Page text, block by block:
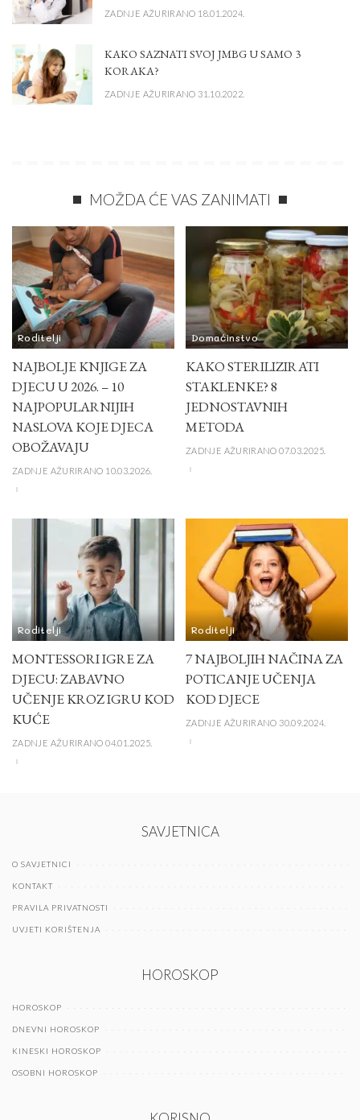
ZADNJE AŽURIRANO 18.01.2024.
KAKO SAZNATI SVOJ JMBG U SAMO 3
KORAKA?
ZADNJE AŽURIRANO 31.10.2022.
MOŽDA ĆE VAS ZANIMATI
Roditelji
NAJBOLJE KNJIGE ZA
DJECU U 2026. – 10
NAJPOPULARNIJIH
NASLOVA KOJE DJECA
OBOŽAVAJU
ZADNJE AŽURIRANO 10.03.2026.
Domaćinstvo
KAKO STERILIZIRATI
STAKLENKE? 8
JEDNOSTAVNIH
METODA
ZADNJE AŽURIRANO 07.03.2025.
Roditelji
MONTESSORI IGRE ZA
DJECU: ZABAVNO
UČENJE KROZ IGRU KOD
KUĆE
ZADNJE AŽURIRANO 04.01.2025.
Roditelji
7 NAJBOLJIH NAČINA ZA
POTICANJE UČENJA
KOD DJECE
ZADNJE AŽURIRANO 30.09.2024.
SAVJETNICA
O SAVJETNICI
KONTAKT
PRAVILA PRIVATNOSTI
UVJETI KORIŠTENJA
HOROSKOP
HOROSKOP
DNEVNI HOROSKOP
KINESKI HOROSKOP
OSOBNI HOROSKOP